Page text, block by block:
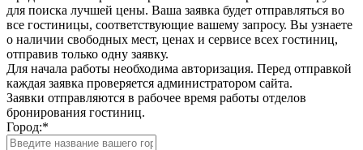
для поиска лучшей цены. Ваша заявка будет отправляться во
все гостиницы, соответствующие вашему запросу. Вы узнаете
о наличии свободных мест, ценах и сервисе всех гостиниц,
отправив только одну заявку.
Для начала работы необходима авторизация. Перед отправкой
каждая заявка проверяется администратором сайта.
Заявки отправляются в рабочее время работы отделов
бронирования гостиниц.
Город:*